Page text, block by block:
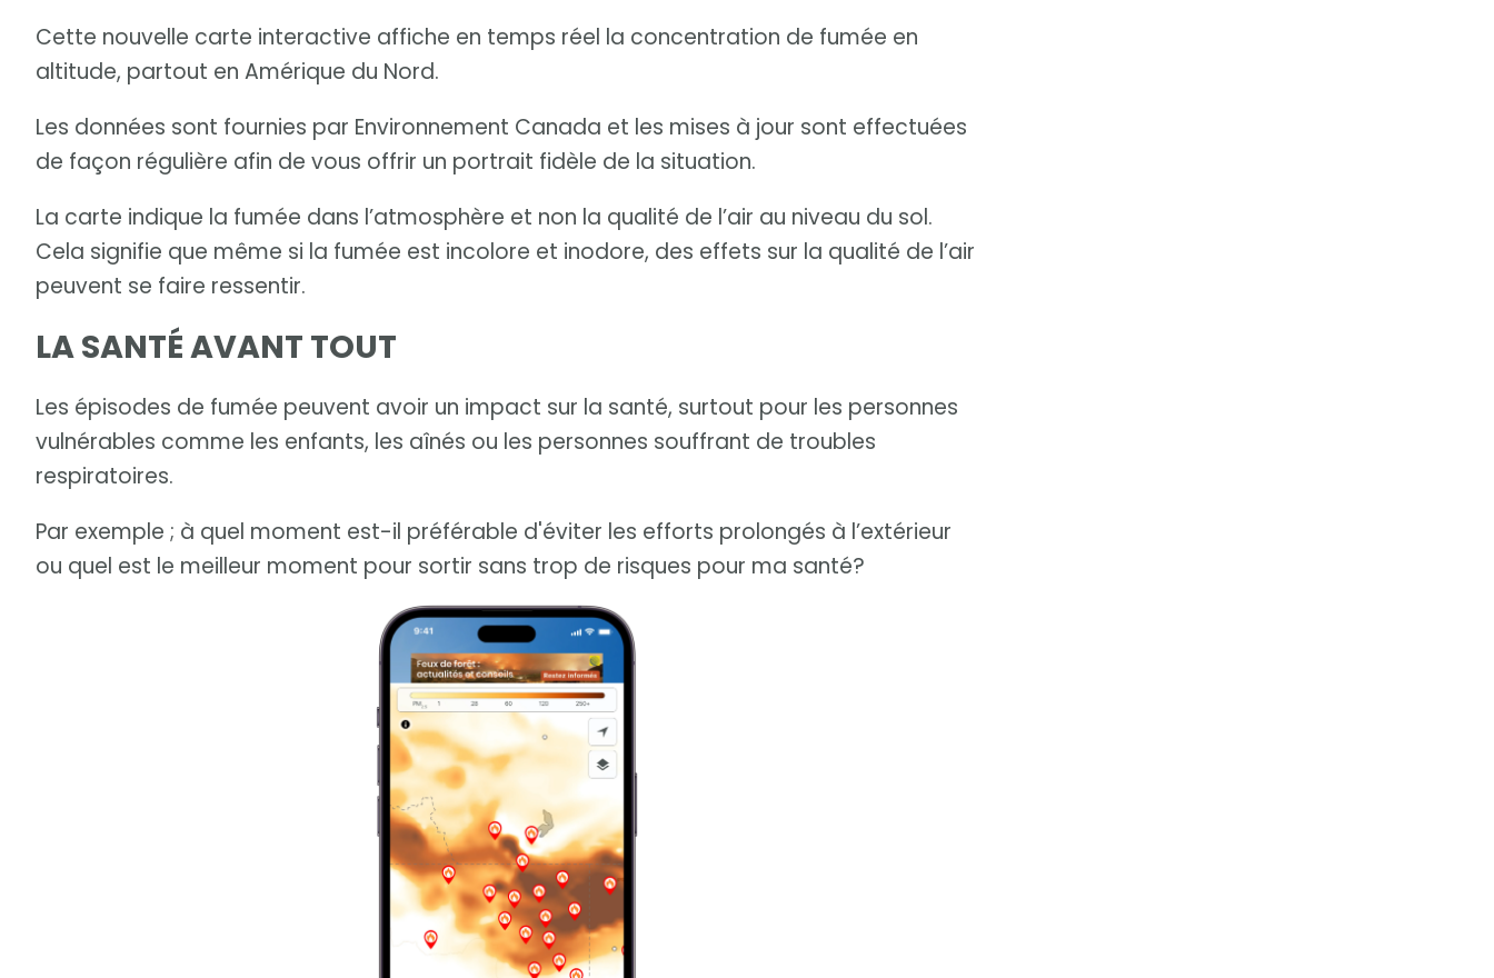
Cette nouvelle carte interactive affiche en temps réel la concentration de fumée en
altitude, partout en Amérique du Nord.
Les données sont fournies par Environnement Canada et les mises à jour sont effectuées
de façon régulière afin de vous offrir un portrait fidèle de la situation.
La carte indique la fumée dans l’atmosphère et non la qualité de l’air au niveau du sol.
Cela signifie que même si la fumée est incolore et inodore, des effets sur la qualité de l’air
peuvent se faire ressentir.
LA SANTÉ AVANT TOUT
Les épisodes de fumée peuvent avoir un impact sur la santé, surtout pour les personnes
vulnérables comme les enfants, les aînés ou les personnes souffrant de troubles
respiratoires.
Par exemple ; à quel moment est-il préférable d'éviter les efforts prolongés à l’extérieur
ou quel est le meilleur moment pour sortir sans trop de risques pour ma santé?